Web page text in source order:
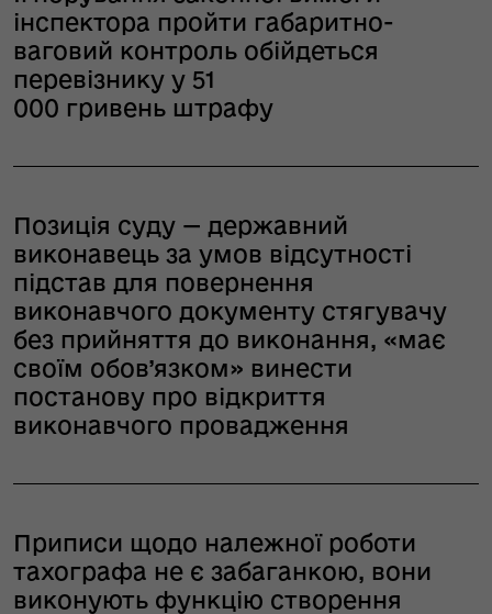
інспектора пройти габаритно-
ваговий контроль обійдеться
перевізнику у 51
000 гривень штрафу
Позиція суду — державний
виконавець за умов відсутності
підстав для повернення
виконавчого документу стягувачу
без прийняття до виконання, «має
своїм обов’язком» винести
постанову про відкриття
виконавчого провадження
Приписи щодо належної роботи
тахографа не є забаганкою, вони
виконують функцію створення